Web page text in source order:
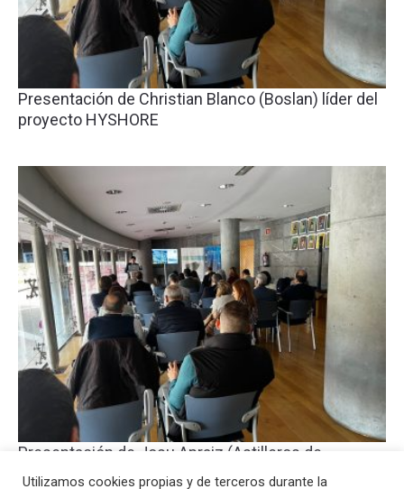
Presentación de Christian Blanco (Boslan) líder del
proyecto HYSHORE
Presentación de Josu Apraiz (Astilleros de
Murueta) líder del proyecto H2OCEAN
Utilizamos cookies propias y de terceros durante la